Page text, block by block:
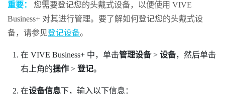
重要： 您需要登记您的头戴式设备，以便使用 VIVE
Business+ 对其进行管理。要了解如何登记您的头戴式设
备，请参见登记设备。
在 VIVE Business+中，单击管理设备> 设备，然后单击
右上角的操作> 登记。
在设备信息下，输入以下信息：